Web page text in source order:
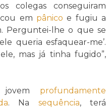
colegas conseguiram
em pânico e fugiu a
Perguntei-lhe o que se
queria esfaquear-me’.
mas já tinha fugido”,
jovem profundamente
. Na sequência, terá